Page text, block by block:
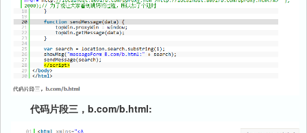
代码片段三，b.com/b.html: